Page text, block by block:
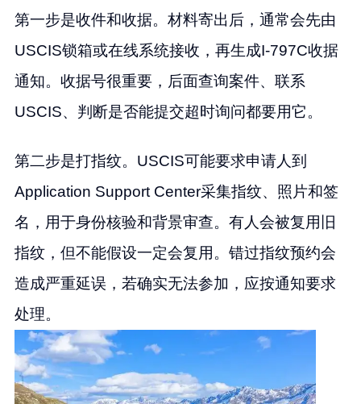
第一步是收件和收据。材料寄出后，通常会先由
USCIS锁箱或在线系统接收，再生成I-797C收据
通知。收据号很重要，后面查询案件、联系
USCIS、判断是否能提交超时询问都要用它。
第二步是打指纹。USCIS可能要求申请人到
Application Support Center采集指纹、照片和签
名，用于身份核验和背景审查。有人会被复用旧
指纹，但不能假设一定会复用。错过指纹预约会
造成严重延误，若确实无法参加，应按通知要求
处理。